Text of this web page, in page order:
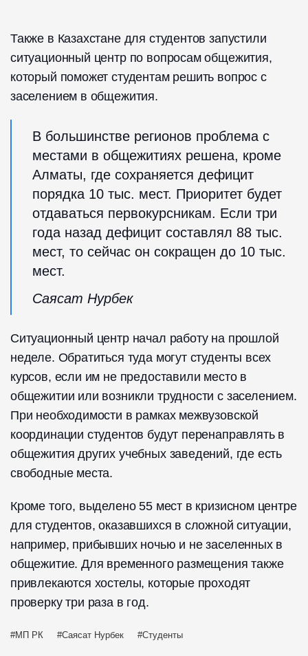
Также в Казахстане для студентов запустили
ситуационный центр по вопросам общежития,
который поможет студентам решить вопрос с
заселением в общежития.
В большинстве регионов проблема с
местами в общежитиях решена, кроме
Алматы, где сохраняется дефицит
порядка 10 тыс. мест. Приоритет будет
отдаваться первокурсникам. Если три
года назад дефицит составлял 88 тыс.
мест, то сейчас он сокращен до 10 тыс.
мест.
Саясат Нурбек
Ситуационный центр начал работу на прошлой
неделе. Обратиться туда могут студенты всех
курсов, если им не предоставили место в
общежитии или возникли трудности с заселением.
При необходимости в рамках межвузовской
координации студентов будут перенаправлять в
общежития других учебных заведений, где есть
свободные места.
Кроме того, выделено 55 мест в кризисном центре
для студентов, оказавшихся в сложной ситуации,
например, прибывших ночью и не заселенных в
общежитие. Для временного размещения также
привлекаются хостелы, которые проходят
проверку три раза в год.
МП РК Саясат Нурбек Студенты